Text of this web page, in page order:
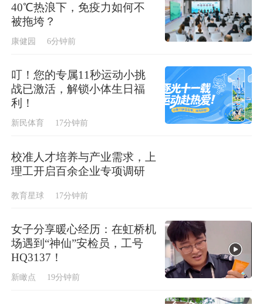
40℃热浪下，免疫力如何不
被拖垮？
康健园 6分钟前
叮！您的专属11秒运动小挑
战已激活，解锁小体生日福
利！
新民体育 17分钟前
校准人才培养与产业需求，上
理工开启百余企业专项调研
教育星球 17分钟前
女子分享暖心经历：在虹桥机
场遇到“神仙”安检员，工号
HQ3137！
新瞰点 19分钟前